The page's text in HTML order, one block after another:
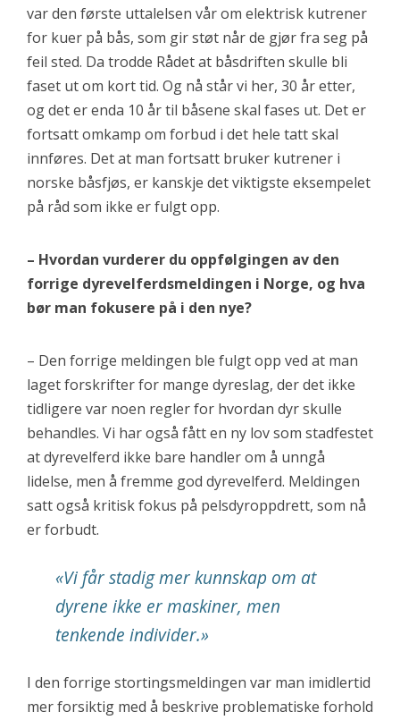
var den første uttalelsen vår om elektrisk kutrener
for kuer på bås, som gir støt når de gjør fra seg på
feil sted. Da trodde Rådet at båsdriften skulle bli
faset ut om kort tid. Og nå står vi her, 30 år etter,
og det er enda 10 år til båsene skal fases ut. Det er
fortsatt omkamp om forbud i det hele tatt skal
innføres. Det at man fortsatt bruker kutrener i
norske båsfjøs, er kanskje det viktigste eksempelet
på råd som ikke er fulgt opp.
– Hvordan vurderer du oppfølgingen av den
forrige dyrevelferdsmeldingen i Norge, og hva
bør man fokusere på i den nye?
– Den forrige meldingen ble fulgt opp ved at man
laget forskrifter for mange dyreslag, der det ikke
tidligere var noen regler for hvordan dyr skulle
behandles. Vi har også fått en ny lov som stadfestet
at dyrevelferd ikke bare handler om å unngå
lidelse, men å fremme god dyrevelferd. Meldingen
satt også kritisk fokus på pelsdyroppdrett, som nå
er forbudt.
«Vi får stadig mer kunnskap om at
dyrene ikke er maskiner, men
tenkende individer.»
I den forrige stortingsmeldingen var man imidlertid
mer forsiktig med å beskrive problematiske forhold